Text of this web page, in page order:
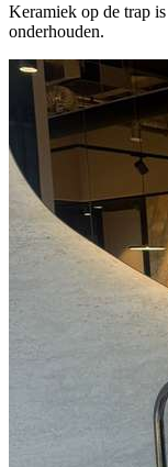
Keramiek op de trap
onderhouden.